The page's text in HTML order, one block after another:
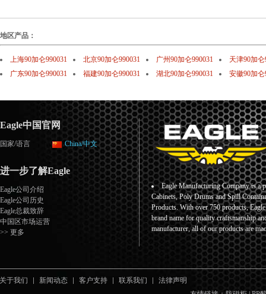
地区产品：
上海90加仑990031 北京90加仑990031 广州90加仑990031
天津90加仑
广东90加仑990031
福建90加仑990031 湖北90加仑990031 安徽90加仑
Eagle中国官网
国家/语言 China/中文
进一步了解Eagle
Eagle公司介绍
Eagle公司历史
Eagle总裁致辞
中国区市场运营
>> 更多
Eagle Manufacturing Company is a
Cabinets, Poly Drums and Spill
Products. With over 750 products,
brand name for quality craftsmanship
manufacturer, all of our products are
关于我们 新闻动态 客户支持 联系我们
法律声明